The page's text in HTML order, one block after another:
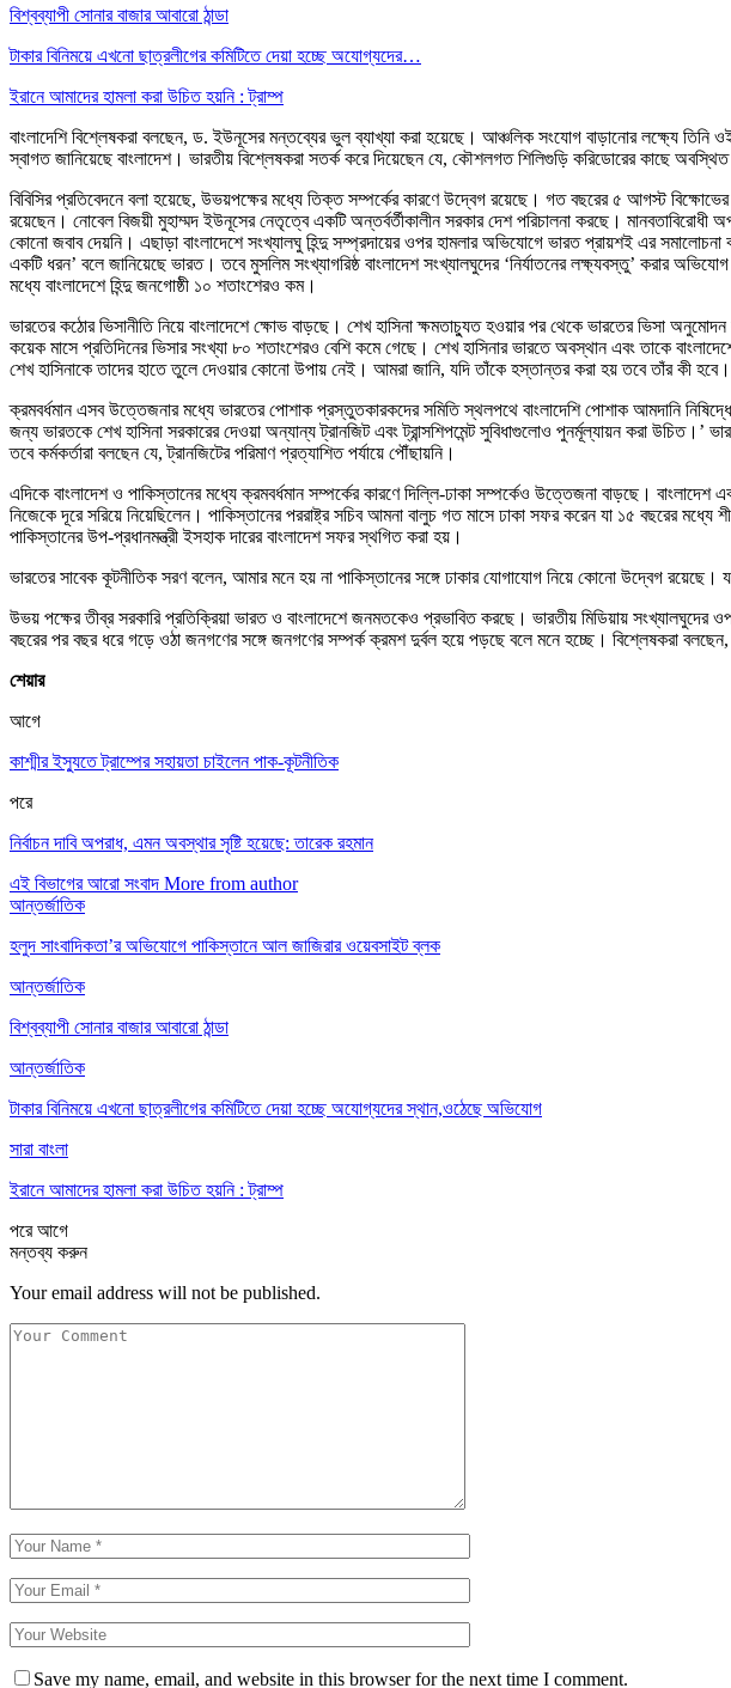
বিশ্বব্যাপী সোনার বাজার আবারো ঠান্ডা
টাকার বিনিময়ে এখনো ছাত্রলীগের কমিটিতে দেয়া হচ্ছে অযোগ্যদের…
ইরানে আমাদের হামলা করা উচিত হয়নি : ট্রাম্প
বাংলাদেশি বিশ্লেষকরা বলছেন, ড. ইউনূসের মন্তব্যের ভুল ব্যাখ্যা করা হয়েছে। আঞ্চলিক সংযোগ বাড়ানোর লক্ষ্যে
স্বাগত জানিয়েছে বাংলাদেশ। ভারতীয় বিশ্লেষকরা সতর্ক করে দিয়েছেন যে, কৌশলগত শিলিগুড়ি করিডোরের কাছে
বিবিসির প্রতিবেদনে বলা হয়েছে, উভয়পক্ষের মধ্যে তিক্ত সম্পর্কের কারণে উদ্বেগ রয়েছে। গত বছরের ৫ আগস্ট বিক্ষোভের
রয়েছেন। নোবেল বিজয়ী মুহাম্মদ ইউনূসের নেতৃত্বে একটি অন্তর্বর্তীকালীন সরকার দেশ পরিচালনা করছে। মানবতাবিরোধী
কোনো জবাব দেয়নি। এছাড়া বাংলাদেশে সংখ্যালঘু হিন্দু সম্প্রদায়ের ওপর হামলার অভিযোগে ভারত প্রায়শই এর
একটি ধরন’ বলে জানিয়েছে ভারত। তবে মুসলিম সংখ্যাগরিষ্ঠ বাংলাদেশ সংখ্যালঘুদের ‘নির্যাতনের লক্ষ্যবস্তু’ করার
মধ্যে বাংলাদেশে হিন্দু জনগোষ্ঠী ১০ শতাংশেরও কম।
ভারতের কঠোর ভিসানীতি নিয়ে বাংলাদেশে ক্ষোভ বাড়ছে। শেখ হাসিনা ক্ষমতাচ্যুত হওয়ার পর থেকে ভারতের ভিসা
কয়েক মাসে প্রতিদিনের ভিসার সংখ্যা ৮০ শতাংশেরও বেশি কমে গেছে। শেখ হাসিনার ভারতে অবস্থান এবং তাকে
শেখ হাসিনাকে তাদের হাতে তুলে দেওয়ার কোনো উপায় নেই। আমরা জানি, যদি তাঁকে হস্তান্তর করা হয় তবে তাঁর কী
ক্রমবর্ধমান এসব উত্তেজনার মধ্যে ভারতের পোশাক প্রস্তুতকারকদের সমিতি স্থলপথে বাংলাদেশি পোশাক আমদানি নিষিদ্ধের
জন্য ভারতকে শেখ হাসিনা সরকারের দেওয়া অন্যান্য ট্রানজিট এবং ট্রান্সশিপমেন্ট সুবিধাগুলোও পুনর্মূল্যায়ন করা
তবে কর্মকর্তারা বলছেন যে, ট্রানজিটের পরিমাণ প্রত্যাশিত পর্যায়ে পৌঁছায়নি।
এদিকে বাংলাদেশ ও পাকিস্তানের মধ্যে ক্রমবর্ধমান সম্পর্কের কারণে দিল্লি-ঢাকা সম্পর্কেও উত্তেজনা বাড়ছে।
নিজেকে দূরে সরিয়ে নিয়েছিলেন। পাকিস্তানের পররাষ্ট্র সচিব আমনা বালুচ গত মাসে ঢাকা সফর করেন যা ১৫ বছরের
পাকিস্তানের উপ-প্রধানমন্ত্রী ইসহাক দারের বাংলাদেশ সফর স্থগিত করা হয়।
ভারতের সাবেক কূটনীতিক সরণ বলেন, আমার মনে হয় না পাকিস্তানের সঙ্গে ঢাকার যোগাযোগ নিয়ে কোনো উদ্বেগ
উভয় পক্ষের তীব্র সরকারি প্রতিক্রিয়া ভারত ও বাংলাদেশে জনমতকেও প্রভাবিত করছে। ভারতীয় মিডিয়ায়
বছরের পর বছর ধরে গড়ে ওঠা জনগণের সঙ্গে জনগণের সম্পর্ক ক্রমশ দুর্বল হয়ে পড়ছে বলে মনে হচ্ছে। বিশ্লেষকরা
শেয়ার
আগে
কাশ্মীর ইস্যুতে ট্রাম্পের সহায়তা চাইলেন পাক-কূটনীতিক
পরে
নির্বাচন দাবি অপরাধ, এমন অবস্থার সৃষ্টি হয়েছে: তারেক রহমান
এই বিভাগের আরো সংবাদ More from author
আন্তর্জাতিক
হলুদ সাংবাদিকতা’র অভিযোগে পাকিস্তানে আল জাজিরার ওয়েবসাইট ব্লক
আন্তর্জাতিক
বিশ্বব্যাপী সোনার বাজার আবারো ঠান্ডা
আন্তর্জাতিক
টাকার বিনিময়ে এখনো ছাত্রলীগের কমিটিতে দেয়া হচ্ছে অযোগ্যদের স্থান,ওঠেছে অভিযোগ
সারা বাংলা
ইরানে আমাদের হামলা করা উচিত হয়নি : ট্রাম্প
পরেআগে
মন্তব্য করুন
Your email address will not be published.
Save my name, email, and website in this browser for the next time I comment.